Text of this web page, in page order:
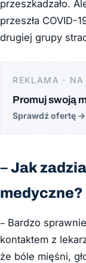
przeszkadzało.
przeszła COVID-
drugiej grupy
REKLAMA ·
Promuj swoją
Sprawdź ofertę →
– Jak
medyczne?
– Bardzo
kontaktem z
że bóle mięśni,